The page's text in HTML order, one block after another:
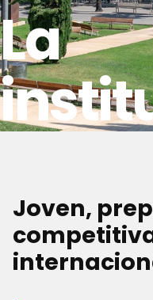
La
Joven,